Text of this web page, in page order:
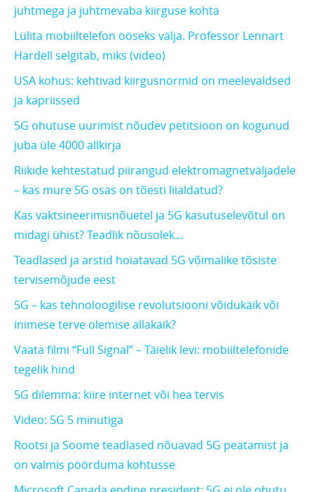
juhtmega ja juhtmevaba kiirguse kohta
Lülita mobiiltelefon ööseks välja. Professor Lennart
Hardell selgitab, miks (video)
USA kohus: kehtivad kiirgusnormid on meelevaldsed
ja kapriissed
5G ohutuse uurimist nõudev petitsioon on kogunud
juba üle 4000 allkirja
Riikide kehtestatud piirangud elektromagnetväljadele
– kas mure 5G osas on tõesti liialdatud?
Kas vaktsineerimisnõuetel ja 5G kasutuselevõtul on
midagi ühist? Teadlik nõusolek…
Teadlased ja arstid hoiatavad 5G võimalike tõsiste
tervisemõjude eest
5G – kas tehnoloogilise revolutsiooni võidukäik või
inimese terve olemise allakäik?
Vaata filmi “Full Signal” – Täielik levi: mobiiltelefonide
tegelik hind
5G dilemma: kiire internet või hea tervis
Video: 5G 5 minutiga
Rootsi ja Soome teadlased nõuavad 5G peatamist ja
on valmis pöörduma kohtusse